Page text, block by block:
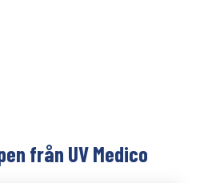
från UV Medico